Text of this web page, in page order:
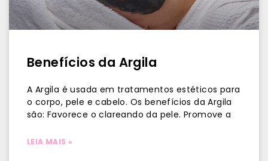
Benefícios da Argila
A Argila é usada em tratamentos estéticos para
o corpo, pele e cabelo. Os benefícios da Argila
são: Favorece o clareando da pele. Promove a
LEIA MAIS »